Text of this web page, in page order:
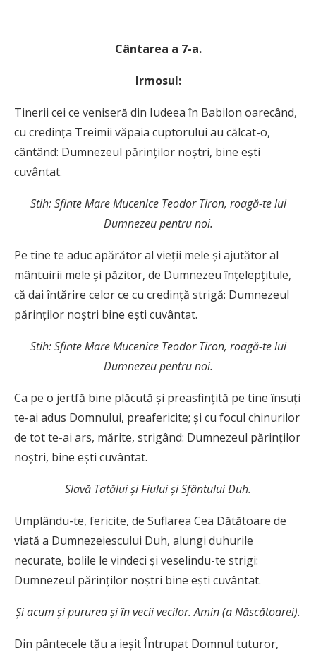
Cântarea a 7-a.
Irmosul:
Tinerii cei ce veniseră din Iudeea în Babilon oarecând,
cu credinţa Treimii văpaia cuptorului au călcat-o,
cântând: Dumnezeul părinţilor noştri, bine eşti
cuvântat.
Stih: Sfinte Mare Mucenice Teodor Tiron, roagă-te lui
Dumnezeu pentru noi.
Pe tine te aduc apărător al vieţii mele şi ajutător al
mântuirii mele şi păzitor, de Dumnezeu înţelepţitule,
că dai întărire celor ce cu credinţă strigă: Dumnezeul
părinţilor noştri bine eşti cuvântat.
Stih: Sfinte Mare Mucenice Teodor Tiron, roagă-te lui
Dumnezeu pentru noi.
Ca pe o jertfă bine plăcută şi preasfinţită pe tine însuţi
te-ai adus Domnului, preafericite; şi cu focul chinurilor
de tot te-ai ars, mărite, strigând: Dumnezeul părinţilor
noştri, bine eşti cuvântat.
Slavă Tatălui şi Fiului şi Sfântului Duh.
Umplându-te, fericite, de Suflarea Cea Dătătoare de
viată a Dumnezeiescului Duh, alungi duhurile
necurate, bolile le vindeci şi veselindu-te strigi:
Dumnezeul părinţilor noştri bine eşti cuvântat.
Şi acum şi pururea şi în vecii vecilor. Amin (a Născătoarei).
Din pântecele tău a ieşit Întrupat Domnul tuturor,